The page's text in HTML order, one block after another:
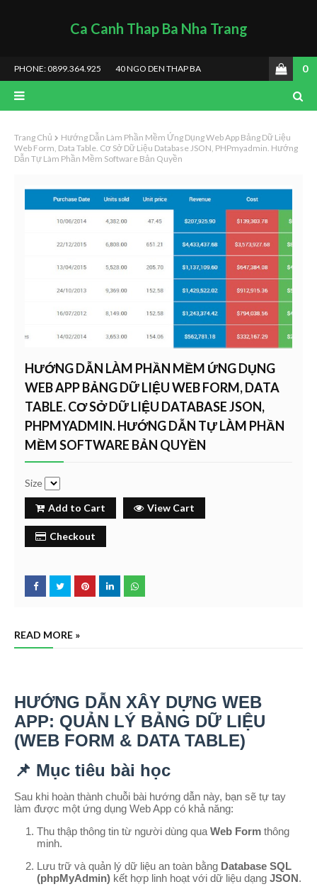
Ca Canh Thap Ba Nha Trang
PHONE: 0899.364.925 40 NGO DEN THAP BA 0
Trang Chủ
Hướng Dẫn Làm Phần Mềm Ứng Dụng Web App Bảng Dữ Liệu
Web Form, Data Table. Cơ Sở Dữ Liệu Database JSON, PHPmyadmin. Hướng
Dẫn Tự Làm Phần Mềm Software Bản Quyền
HƯỚNG DẪN LÀM PHẦN MỀM ỨNG DỤNG
WEB APP BẢNG DỮ LIỆU WEB FORM, DATA
TABLE. CƠ SỞ DỮ LIỆU DATABASE JSON,
PHPMYADMIN. HƯỚNG DẪN TỰ LÀM PHẦN
MỀM SOFTWARE BẢN QUYỀN
Size
Add to Cart View Cart
Checkout
READ MORE »
HƯỚNG DẪN XÂY DỰNG WEB
APP: QUẢN LÝ BẢNG DỮ LIỆU
(WEB FORM & DATA TABLE)
📌 Mục tiêu bài học
Sau khi hoàn thành chuỗi bài hướng dẫn này, bạn sẽ tự tay
làm được một ứng dụng Web App có khả năng:
Thu thập thông tin từ người dùng qua Web Form thông
minh.
Lưu trữ và quản lý dữ liệu an toàn bằng Database SQL
(phpMyAdmin) kết hợp linh hoạt với dữ liệu dạng JSON.